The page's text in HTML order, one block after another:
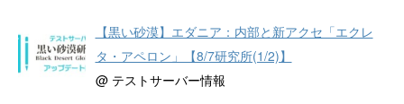
【黒い砂漠】エダニア：内部と新アクセ「エクレ
タ・アペロン」【8/7研究所(1/2)】
@ テストサーバー情報